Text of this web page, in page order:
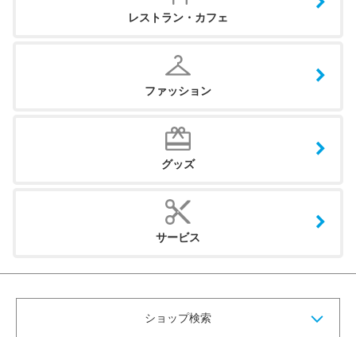
レストラン・カフェ
ファッション
グッズ
サービス
ショップ検索